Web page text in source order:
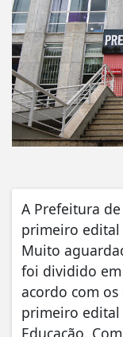
A Prefeitura
primeiro edital
Muito
foi dividido em
acordo com os
primeiro edital